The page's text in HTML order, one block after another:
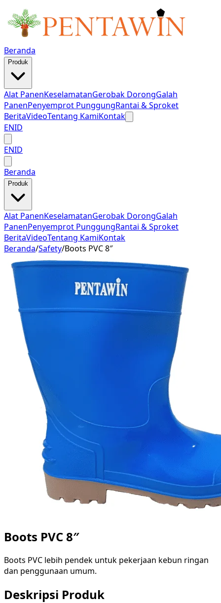
Beranda
Produk
Alat PanenKeselamatanGerobak DorongGalah
PanenPenyemprot PunggungRantai & Sproket
BeritaVideoTentang KamiKontak
ENID
ENID
Beranda
Produk
Alat PanenKeselamatanGerobak DorongGalah
PanenPenyemprot PunggungRantai & Sproket
BeritaVideoTentang KamiKontak
Beranda/Safety/Boots PVC 8″
Boots PVC 8″
Boots PVC lebih pendek untuk pekerjaan kebun ringan
dan penggunaan umum.
Deskripsi Produk